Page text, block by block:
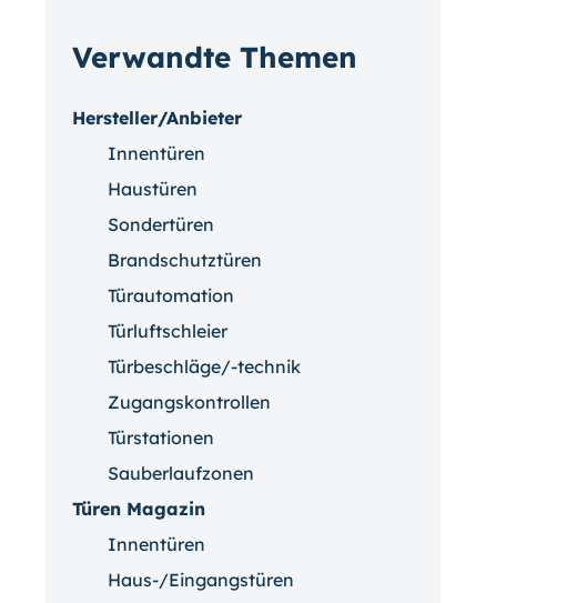
Verwandte Themen
Hersteller/Anbieter
Innentüren
Haustüren
Sondertüren
Brandschutztüren
Türautomation
Türluftschleier
Türbeschläge/-technik
Zugangskontrollen
Türstationen
Sauberlaufzonen
Türen Magazin
Innentüren
Haus-/Eingangstüren